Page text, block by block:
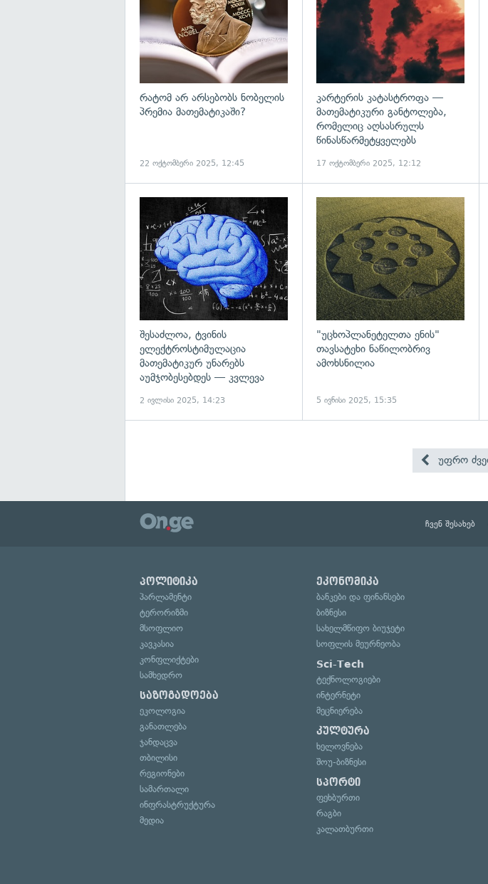
რატომ არ არსებობს ნობელის
პრემია მათემატიკაში?
22 ოქტომბერი 2025, 12:45
კარტერის კატასტროფა —
მათემატიკური განტოლება,
რომელიც აღსასრულს
წინასწარმეტყველებს
17 ოქტომბერი 2025, 12:12
გადახედვა
შესაძლოა, ტვინის
ელექტროსტიმულაცია
მათემატიკურ უნარებს
აუმჯობესებდეს — კვლევა
2 ივლისი 2025, 14:23
"უცხოპლანეტელთა ენის"
თავსატეხი ნაწილობრივ
ამოხსნილია
5 ივნისი 2025, 15:35
უფრო
ჩვენ შესახებ
პოლიტიკა
პარლამენტი
ტერორიზმი
მსოფლიო
კავკასია
კონფლიქტები
სამხედრო
საზოგადოება
ეკოლოგია
განათლება
ჯანდაცვა
თბილისი
რეგიონები
სამართალი
ინფრასტრუქტურა
მედია
ეკონომიკა
ბანკები და ფინანსები
ბიზნესი
სახელმწიფო ბიუჯეტი
სოფლის მეურნეობა
Sci-Tech
ტექნოლოგიები
ინტერნეტი
მეცნიერება
კულტურა
ხელოვნება
შოუ-ბიზნესი
სპორტი
ფეხბურთი
რაგბი
კალათბურთი